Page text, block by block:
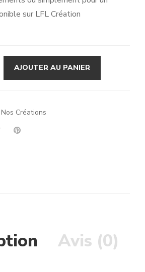
sur LFL Création
AJOUTER AU PANIER
Nos Créations
Avis (0)